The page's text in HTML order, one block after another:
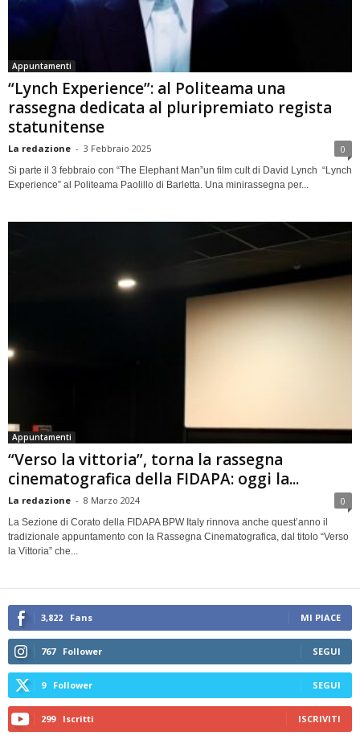
Appuntamenti
“Lynch Experience”: al Politeama una
rassegna dedicata al pluripremiato regista
statunitense
La redazione - 3 Febbraio 2025 0
Si parte il 3 febbraio con “The Elephant Man”un film cult di David Lynch “Lynch
Experience” al Politeama Paolillo di Barletta. Una minirassegna per...
Appuntamenti
“Verso la vittoria”, torna la rassegna
cinematografica della FIDAPA: oggi la...
La redazione - 8 Marzo 2024 0
La Sezione di Corato della FIDAPA BPW Italy rinnova anche quest’anno il
tradizionale appuntamento con la Rassegna Cinematografica, dal titolo “Verso
la Vittoria” che...
3,822 Fans MI PIACE
767 Follower SEGUI
9 Follower SEGUI
299 Iscritti ISCRIVITI